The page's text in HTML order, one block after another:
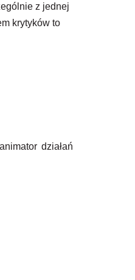
z jednej
krytyków to
działań